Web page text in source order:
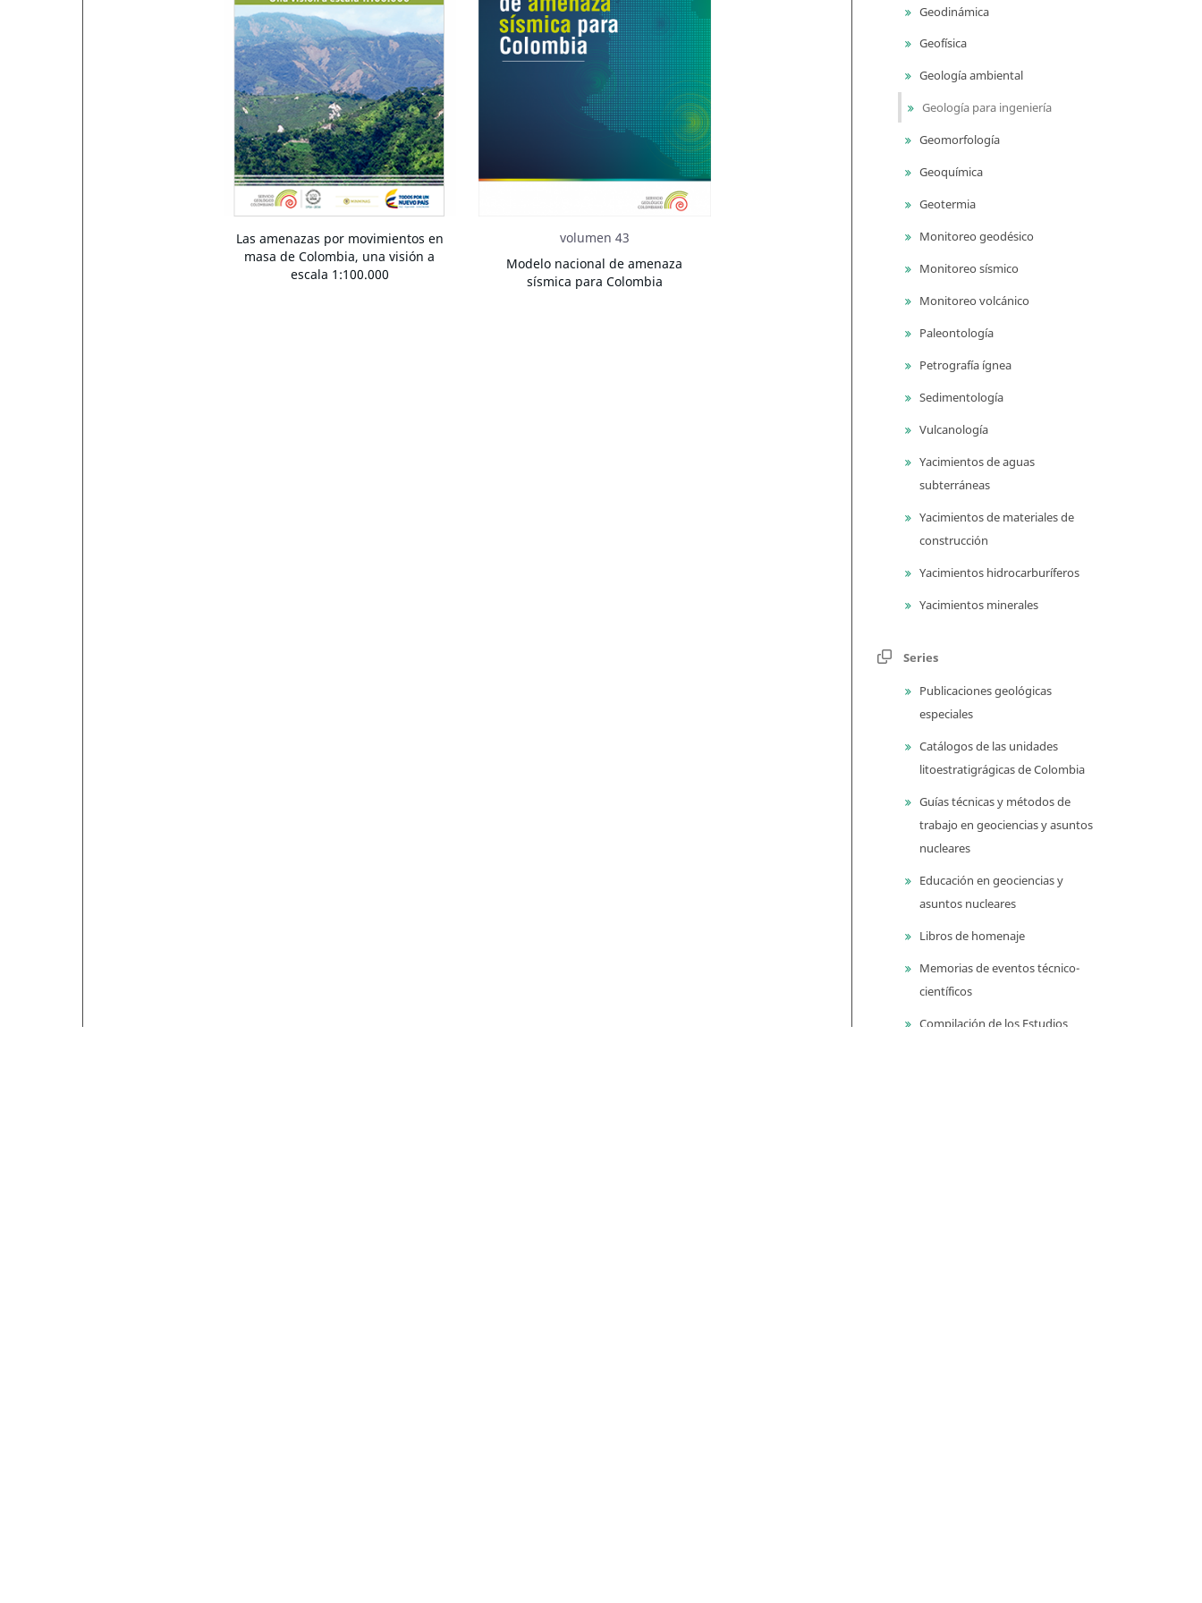
Las amenazas por movimientos en
masa de Colombia, una visión a
escala 1:100.000
volumen 43
Modelo nacional de amenaza
sísmica para Colombia
Geodinámica
Geofísica
Geología ambiental
Geología para ingeniería
Geomorfología
Geoquímica
Geotermia
Monitoreo geodésico
Monitoreo sísmico
Monitoreo volcánico
Paleontología
Petrografía ígnea
Sedimentología
Vulcanología
Yacimientos de aguas
subterráneas
Yacimientos de materiales de
construcción
Yacimientos hidrocarburíferos
Yacimientos minerales
Series
Publicaciones geológicas
especiales
Catálogos de las unidades
litoestratigrágicas de Colombia
Guías técnicas y métodos de
trabajo en geociencias y asuntos
nucleares
Educación en geociencias y
asuntos nucleares
Libros de homenaje
Memorias de eventos técnico-
científicos
Compilación de los Estudios